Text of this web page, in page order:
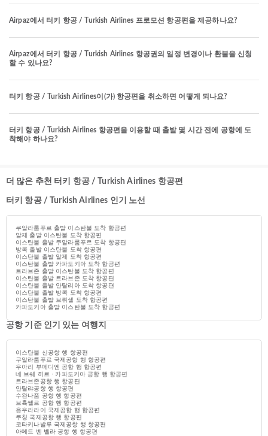
Airpaz에서 터키 항공 / Turkish Airlines 프로모션 항공편을 제공하나요?
Airpaz에서 터키 항공 / Turkish Airlines 항공권의 일정 변경이나 환불을 신청
할 수 있나요?
터키 항공 / Turkish Airlines이(가) 항공편을 취소하면 어떻게 되나요?
터키 항공 / Turkish Airlines 항공편을 이용할 때 출발 몇 시간 전에 공항에 도
착해야 하나요?
더 많은 추천 터키 항공 / Turkish Airlines 항공편
터키 항공 / Turkish Airlines 인기 노선
쿠알라룸푸르 출발 이스탄불 도착 항공편
알제 출발 이스탄불 도착 항공편
이스탄불 출발 쿠알라룸푸르 도착 항공편
방콕 출발 이스탄불 도착 항공편
이스탄불 출발 알제 도착 항공편
이스탄불 출발 카파도키아 도착 항공편
트라브존 출발 이스탄불 도착 항공편
이스탄불 출발 트라브존 도착 항공편
이스탄불 출발 안탈리아 도착 항공편
이스탄불 출발 방콕 도착 항공편
이스탄불 출발 브뤼셀 도착 항공편
카파도키아 출발 이스탄불 도착 항공편
공항 기준 인기 있는 여행지
이스탄불 신공항 행 항공편
쿠알라룸푸르 국제공항 행 항공편
우아리 부메디엔 공항 행 항공편
네 브쉐 히르 · 카파도키아 공항 행 항공편
트라브존공항 행 항공편
안탈랴공항 행 항공편
수완나품 공항 행 항공편
브휵쎌르 공항 행 항공편
응우라라이 국제공항 행 항공편
쿠칭 국제공항 행 항공편
코타키나발루 국제공항 행 항공편
아메드 벤 벨라 공항 행 항공편